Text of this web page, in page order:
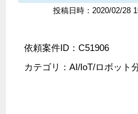
投稿日時：2020/02/28
依頼案件ID：C51906
カテゴリ： AI/IoT/ロボット